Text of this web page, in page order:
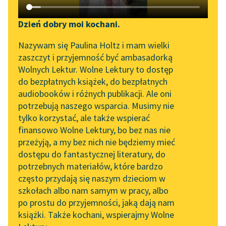
Katalog DAISY
Podkasty o książkach
Zgłoś brak utworu
Aktualności
„Prokurator Alicja Horn”
do słuchania
Byliśmy częścią AI Impact
Lab
Zapraszamy na spotkanie
online z tłumaczkami
literatury skandynawskiej
Spotkanie z Katarzyną
Tunkiel w Oslo
102. lata temu zmarł
Joseph Conrad
Narzędzia
Mapa Wolnych Lektur
Leśmianator
Przewodnik dla piszących i
czytających
API
OAI-PMH
Widget Wolnych Lektur
Przypisy
Dzień dobry moi kochani.
Nazywam się Paulina Holtz i mam wielki
zaszczyt i przyjemność być ambasadorką
Wolnych Lektur. Wolne Lektury to dostęp
do bezpłatnych książek, do bezpłatnych
audiobooków i różnych publikacji. Ale oni
potrzebują naszego wsparcia. Musimy nie
tylko korzystać, ale także wspierać
finansowo Wolne Lektury, bo bez nas nie
przeżyją, a my bez nich nie będziemy mieć
dostępu do fantastycznej literatury, do
potrzebnych materiałów, które bardzo
często przydają się naszym dzieciom w
szkołach albo nam samym w pracy, albo
po prostu do przyjemności, jaką dają nam
książki. Także kochani, wspierajmy Wolne
Epoka:Współczesność
Rodzaj:Liryka
Gatunek:Wiersz
pobierz książkę